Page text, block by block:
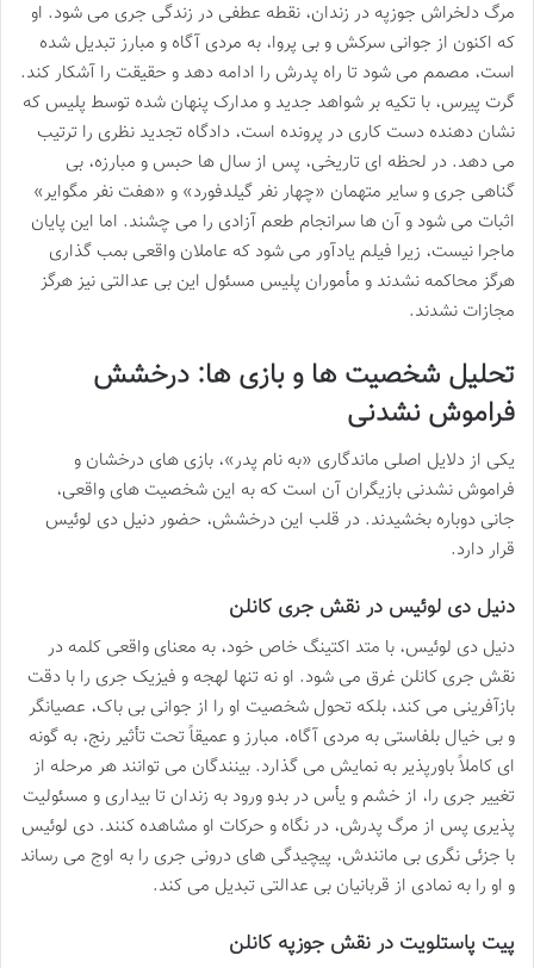
مرگ دلخراش جوزپه در زندان، نقطه عطفی در زندگی جری می شود. او
که اکنون از جوانی سرکش و بی پروا، به مردی آگاه و مبارز تبدیل شده
است، مصمم می شود تا راه پدرش را ادامه دهد و حقیقت را آشکار کند.
گرت پیرس، با تکیه بر شواهد جدید و مدارک پنهان شده توسط پلیس که
نشان دهنده دست کاری در پرونده است، دادگاه تجدید نظری را ترتیب
می دهد. در لحظه ای تاریخی، پس از سال ها حبس و مبارزه، بی
گناهی جری و سایر متهمان «چهار نفر گیلدفورد» و «هفت نفر مگوایر»
اثبات می شود و آن ها سرانجام طعم آزادی را می چشند. اما این پایان
ماجرا نیست، زیرا فیلم یادآور می شود که عاملان واقعی بمب گذاری
هرگز محاکمه نشدند و مأموران پلیس مسئول این بی عدالتی نیز هرگز
مجازات نشدند.
تحلیل شخصیت ها و بازی ها: درخشش
فراموش نشدنی
یکی از دلایل اصلی ماندگاری «به نام پدر»، بازی های درخشان و
فراموش نشدنی بازیگران آن است که به این شخصیت های واقعی،
جانی دوباره بخشیدند. در قلب این درخشش، حضور دنیل دی لوئیس
قرار دارد.
دنیل دی لوئیس در نقش جری کانلن
دنیل دی لوئیس، با متد اکتینگ خاص خود، به معنای واقعی کلمه در
نقش جری کانلن غرق می شود. او نه تنها لهجه و فیزیک جری را با دقت
بازآفرینی می کند، بلکه تحول شخصیت او را از جوانی بی باک، عصیانگر
و بی خیال بلفاستی به مردی آگاه، مبارز و عمیقاً تحت تأثیر رنج، به گونه
ای کاملاً باورپذیر به نمایش می گذارد. بینندگان می توانند هر مرحله از
تغییر جری را، از خشم و یأس در بدو ورود به زندان تا بیداری و مسئولیت
پذیری پس از مرگ پدرش، در نگاه و حرکات او مشاهده کنند. دی لوئیس
با جزئی نگری بی مانندش، پیچیدگی های درونی جری را به اوج می رساند
و او را به نمادی از قربانیان بی عدالتی تبدیل می کند.
پیت پاستلویت در نقش جوزپه کانلن